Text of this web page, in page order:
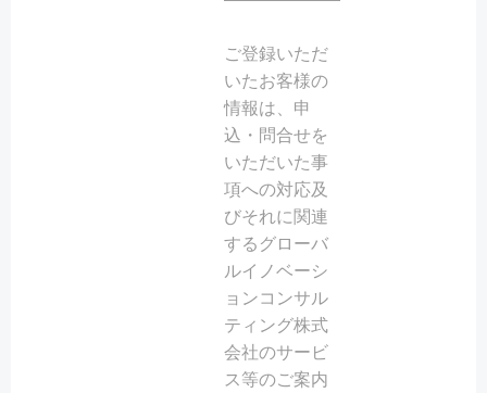
ご登録いただ
いたお客様の
情報は、申
込・問合せを
いただいた事
項への対応及
びそれに関連
するグローバ
ルイノベーシ
ョンコンサル
ティング株式
会社のサービ
ス等のご案内